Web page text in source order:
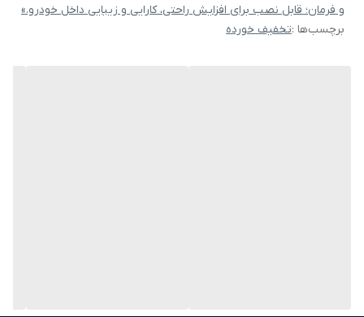
بوده و شامل ۴ عدد پد در یک پک میباشد.
و فرمان؛ قابل نصب برای افزایش راحتی، کارایی و زیبایی داخل خودرو.»
برچسب‌ها :تخفیف خورده